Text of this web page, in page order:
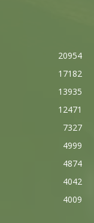
20954
17182
13935
12471
7327
4999
4874
4042
4009